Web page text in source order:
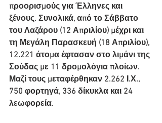
προορισμούς για Έλληνες και
ξένους. Συνολικά, από το Σάββατο
του Λαζάρου (12 Απριλίου) μέχρι και
τη Μεγάλη Παρασκευή (18 Απριλίου),
12.221 άτομα έφτασαν στο λιμάνι της
Σούδας με 11 δρομολόγια πλοίων.
Μαζί τους μεταφέρθηκαν 2.262 Ι.Χ.,
750 φορτηγά, 336 δίκυκλα και 24
λεωφορεία.